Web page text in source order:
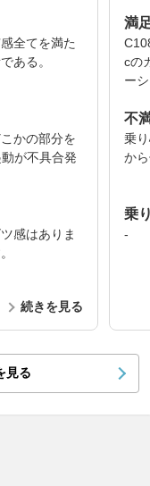
全てを満た
ある。
かの部分を
が不具合発
感はありま
続きを見る
満
cの
ー
不
乗
か
乗
-
見る